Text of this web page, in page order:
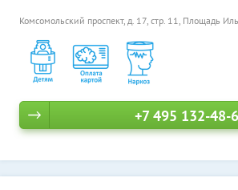
Комсомольский проспект, д. 17, стр. 11, Площадь
+7 495 132-48-